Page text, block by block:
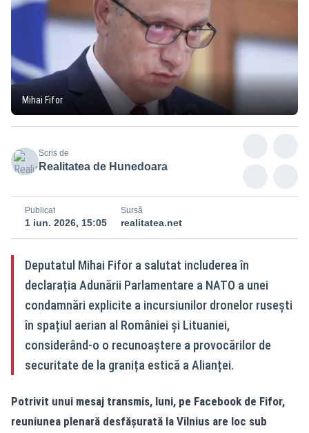
Mihai Fifor
Scris de
Realitatea de Hunedoara
Publicat
1 iun. 2026, 15:05
Sursă
realitatea.net
Deputatul Mihai Fifor a salutat includerea în
declarația Adunării Parlamentare a NATO a unei
condamnări explicite a incursiunilor dronelor rusești
în spațiul aerian al României și Lituaniei,
considerând-o o recunoaștere a provocărilor de
securitate de la granița estică a Alianței.
Potrivit unui mesaj transmis, luni, pe Facebook de Fifor,
reuniunea plenară desfășurată la Vilnius are loc sub